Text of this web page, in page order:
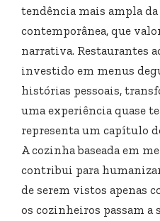
tendência mais ampla
contemporânea, que
narrativa. Restaurantes
investido em menus
histórias pessoais,
uma experiência quase
representa um capítulo
A cozinha baseada em
contribui para
de serem vistos apenas
os cozinheiros passam a